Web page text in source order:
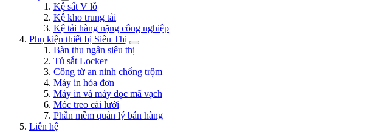
Kệ sắt V lỗ
Kệ kho trung tải
Kệ tải hàng nặng công nghiệp
Phụ kiện thiết bị Siêu Thị
Bàn thu ngân siêu thị
Tủ sắt Locker
Công từ an ninh chống trộm
Máy in hóa đơn
Máy in và máy đọc mã vạch
Móc treo cài lưới
Phần mềm quản lý bán hàng
Liên hệ